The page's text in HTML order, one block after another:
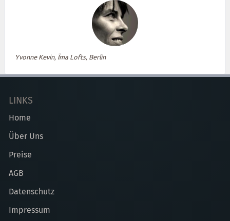
Yvonne Kevin, Ïma Lofts, Berlin
LINKS
Home
Über Uns
Preise
AGB
Datenschutz
Impressum